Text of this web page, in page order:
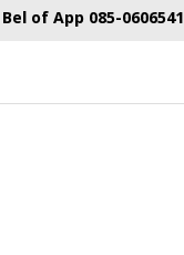
Bel of App 085-0606541